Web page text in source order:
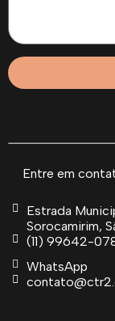
Entre em
Estrada
Sorocamirim,
(11) 99642-
WhatsApp